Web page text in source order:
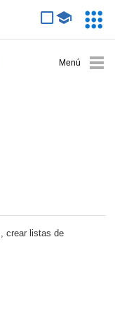
crear listas de